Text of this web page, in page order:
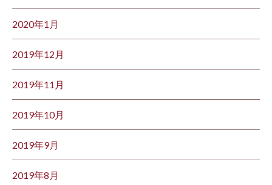
2020年1月
2019年12月
2019年11月
2019年10月
2019年9月
2019年8月